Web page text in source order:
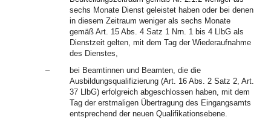
sechs Monate Dienst geleistet haben oder bei denen
in diesem Zeitraum weniger als sechs Monate
gemäß Art. 15 Abs. 4 Satz 1 Nrn. 1 bis 4 LlbG als
Dienstzeit gelten, mit dem Tag der Wiederaufnahme
des Dienstes,
–
bei Beamtinnen und Beamten, die die
Ausbildungsqualifizierung (Art. 16 Abs. 2 Satz 2, Art.
37 LlbG) erfolgreich abgeschlossen haben, mit dem
Tag der erstmaligen Übertragung des Eingangsamts
entsprechend der neuen Qualifikationsebene.